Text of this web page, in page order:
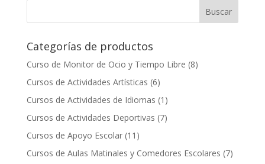
Categorías de productos
Curso de Monitor de Ocio y Tiempo Libre (8)
Cursos de Actividades Artísticas (6)
Cursos de Actividades de Idiomas (1)
Cursos de Actividades Deportivas (7)
Cursos de Apoyo Escolar (11)
Cursos de Aulas Matinales y Comedores Escolares (7)